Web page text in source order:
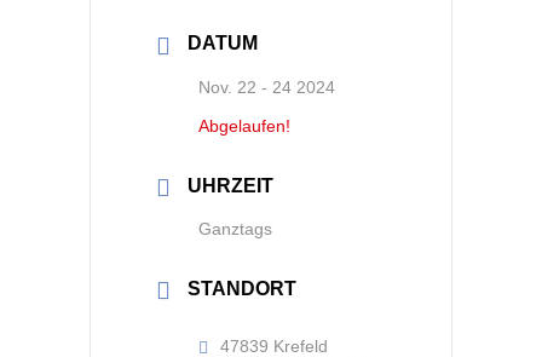
DATUM
Nov. 22 - 24 2024
Abgelaufen!
UHRZEIT
Ganztags
STANDORT
47839 Krefeld